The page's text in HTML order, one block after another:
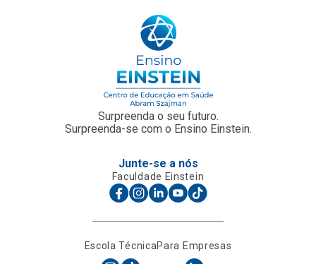
Surpreenda o seu futuro.
Surpreenda-se com o Ensino Einstein.
Junte-se a nós
Faculdade Einstein
Escola TécnicaPara Empresas